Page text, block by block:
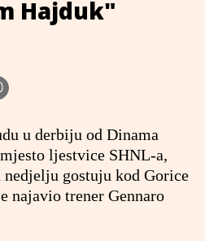
Hajduk"
u derbiju od Dinama
ljestvice SHNL-a,
nedjelju gostuju kod Gorice
najavio trener Gennaro